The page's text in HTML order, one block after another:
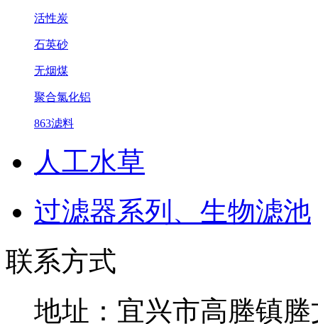
活性炭
石英砂
无烟煤
聚合氯化铝
863滤料
人工水草
过滤器系列、生物滤池
联系方式
地址：宜兴市高塍镇塍